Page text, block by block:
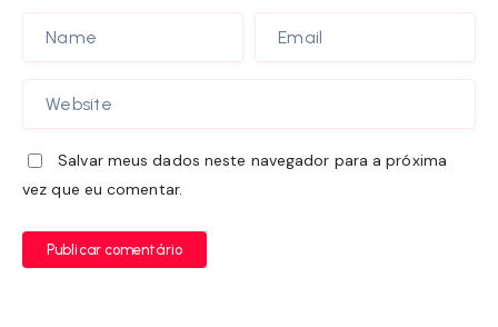
Salvar meus dados neste navegador para a próxima
vez que eu comentar.
Publicar comentário